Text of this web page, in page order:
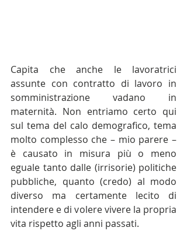
Capita che anche le lavoratrici
assunte con contratto di lavoro in
somministrazione vadano in
maternità. Non entriamo certo qui
sul tema del calo demografico, tema
molto complesso che – mio parere –
è causato in misura più o meno
eguale tanto dalle (irrisorie) politiche
pubbliche, quanto (credo) al modo
diverso ma certamente lecito di
intendere e di volere vivere la propria
vita rispetto agli anni passati.